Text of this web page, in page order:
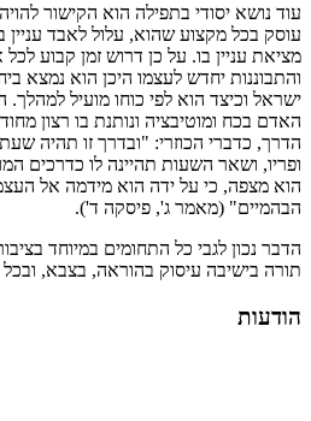
עוד נושא יסודי בתפילה הוא הקישור
עוסק בכל מקצוע שהוא, עלול לאבד
מציאת עניין בו. על כן דרוש זמן קבוע
והתבוננות יחדש לעצמו היכן הוא נמצא
ישראל וכיצד הוא לפי כוחו מועיל
האדם בכח ומוטיבציה ונותנת בו רצון
הדרך, כדברי הכוזרי: "ובדרך זו תהיה
ופריו, ושאר השעות תהיינה לו כדרכים
הוא מצפה, כי על ידה הוא מידמה אל
הבהמיים" (מאמר ג', פיסקה ד').
הדבר נכון לגבי כל התחומים במיוחד
תורה בישיבה עיסוק בהוראה, בצבא,
הודעות